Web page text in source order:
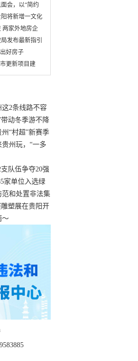
会，以“简约
将新增一文化
两家外地房企
发布最新指引
好房子
更新项目建
2条线路不容
动冬季游不降
“村超”新赛季
州玩，“一多
队伍争夺20强
家单位入选绿
和处置非法集
塑展在贵阳开
～